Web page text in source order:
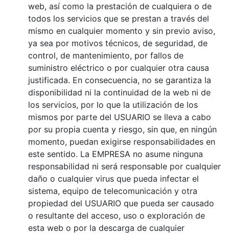
web, así como la prestación de cualquiera o de
todos los servicios que se prestan a través del
mismo en cualquier momento y sin previo aviso,
ya sea por motivos técnicos, de seguridad, de
control, de mantenimiento, por fallos de
suministro eléctrico o por cualquier otra causa
justificada. En consecuencia, no se garantiza la
disponibilidad ni la continuidad de la web ni de
los servicios, por lo que la utilización de los
mismos por parte del USUARIO se lleva a cabo
por su propia cuenta y riesgo, sin que, en ningún
momento, puedan exigirse responsabilidades en
este sentido. La EMPRESA no asume ninguna
responsabilidad ni será responsable por cualquier
daño o cualquier virus que pueda infectar el
sistema, equipo de telecomunicación y otra
propiedad del USUARIO que pueda ser causado
o resultante del acceso, uso o exploración de
esta web o por la descarga de cualquier